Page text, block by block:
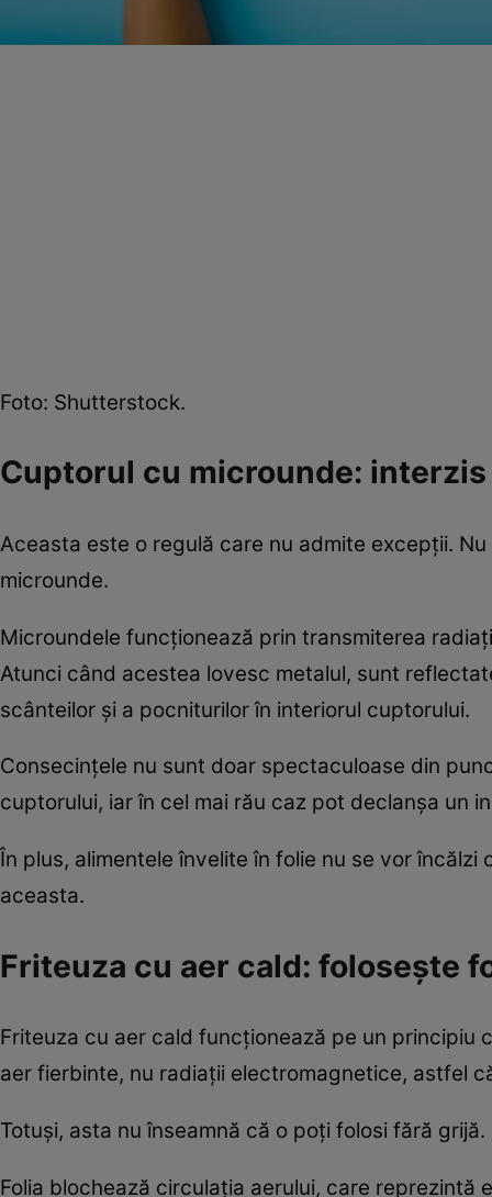
Foto: Shutterstock.
Cuptorul cu microunde:
Aceasta este o regulă care nu admite excepții.
microunde.
Microundele funcționează prin transmiterea
Atunci când acestea lovesc metalul, sunt
scânteilor și a pocniturilor în interiorul cuptorului.
Consecințele nu sunt doar spectaculoase din
cuptorului, iar în cel mai rău caz pot declanșa un
În plus, alimentele învelite în folie nu se vor
aceasta.
Friteuza cu aer cald: folosește
Friteuza cu aer cald funcționează pe un principiu
aer fierbinte, nu radiații electromagnetice, astfel
Totuși, asta nu înseamnă că o poți folosi fără grijă.
Folia blochează circulația aerului, care